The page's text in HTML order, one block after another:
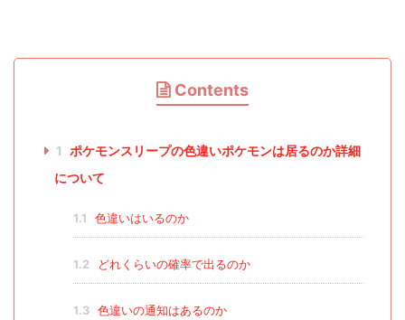
Contents
1
ポケモンスリープの色違いポケモンは居るのか詳細
について
1.1 色違いはいるのか
1.2 どれくらいの確率で出るのか
1.3 色違いの通知はあるのか